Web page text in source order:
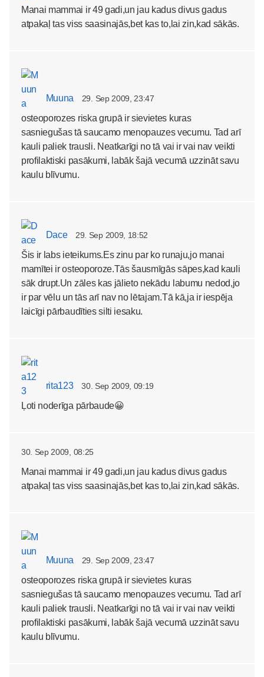
Manai mammai ir 49 gadi,un jau kadus divus gadus
atpakaļ tas viss saasinajās,bet kas to,lai zin,kad sākās.
Muuna 29. Sep 2009, 23:47
osteoporozes riska grupā ir sievietes kuras
sasniegušas tā saucamo menopauzes vecumu. Tad arī
kauli paliek trausli. Neatkarīgi no tā vai ir vai nav veikti
profilaktiski pasākumi, labāk šajā vecumā uzzināt savu
kaulu blīvumu.
Dace 29. Sep 2009, 18:52
Šis ir labs ieteikums.Es zinu par ko runaju,jo manai
mamītei ir osteoporoze.Tās šausmīgās sāpes,kad kauli
sāk drupt.Un zāles kas jālieto nekādu labumu nedod,jo
ir par vēlu un tās arī nav no lētajam.Tā kā,ja ir iespēja
laicīgi pārbaudīties silti iesaku.
rita123 30. Sep 2009, 09:19
Ļoti noderīga pārbaude😀
30. Sep 2009, 08:25
Manai mammai ir 49 gadi,un jau kadus divus gadus
atpakaļ tas viss saasinajās,bet kas to,lai zin,kad sākās.
Muuna 29. Sep 2009, 23:47
osteoporozes riska grupā ir sievietes kuras
sasniegušas tā saucamo menopauzes vecumu. Tad arī
kauli paliek trausli. Neatkarīgi no tā vai ir vai nav veikti
profilaktiski pasākumi, labāk šajā vecumā uzzināt savu
kaulu blīvumu.